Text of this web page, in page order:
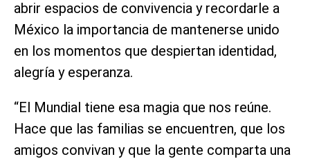
abrir espacios de convivencia y recordarle a
México la importancia de mantenerse unido
en los momentos que despiertan identidad,
alegría y esperanza.
“El Mundial tiene esa magia que nos reúne.
Hace que las familias se encuentren, que los
amigos convivan y que la gente comparta una